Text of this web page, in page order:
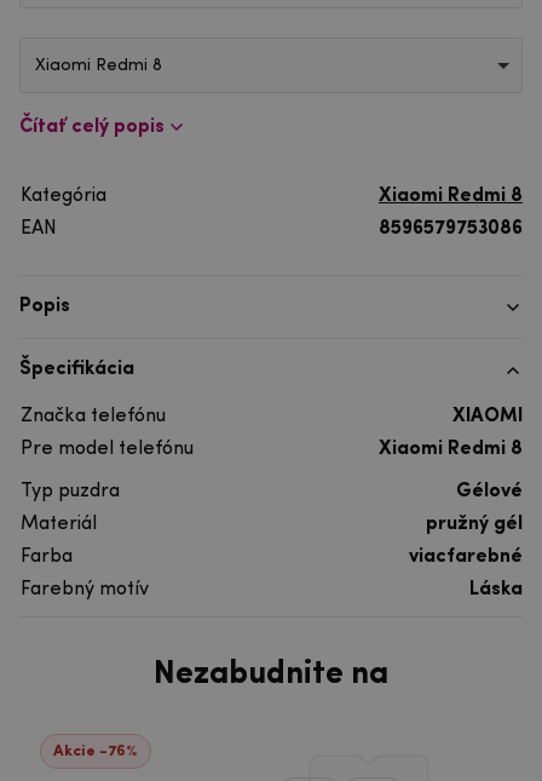
Xiaomi Redmi 8
Čítať celý popis
Kategória
Xiaomi Redmi 8
EAN
8596579753086
Popis
Špecifikácia
Značka telefónu
XIAOMI
Pre model telefónu
Xiaomi Redmi 8
Typ puzdra
Gélové
Materiál
pružný gél
Farba
viacfarebné
Farebný motív
Láska
Nezabudnite na
Akcie -76%